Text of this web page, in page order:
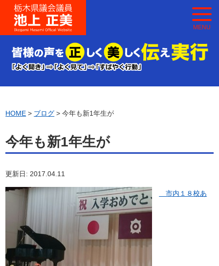
MENU
HOME > ブログ > 今年も新1年生が
今年も新1年生が
更新日: 2017.04.11
市内１８校あ